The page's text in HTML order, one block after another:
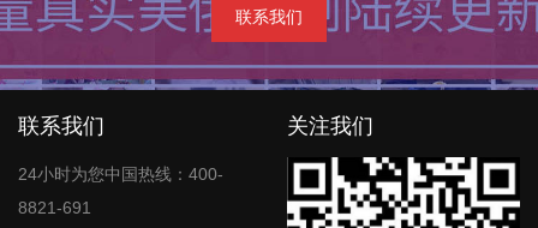
联系我们
联系我们
24小时为您中国热线：400-
8821-691
关注我们